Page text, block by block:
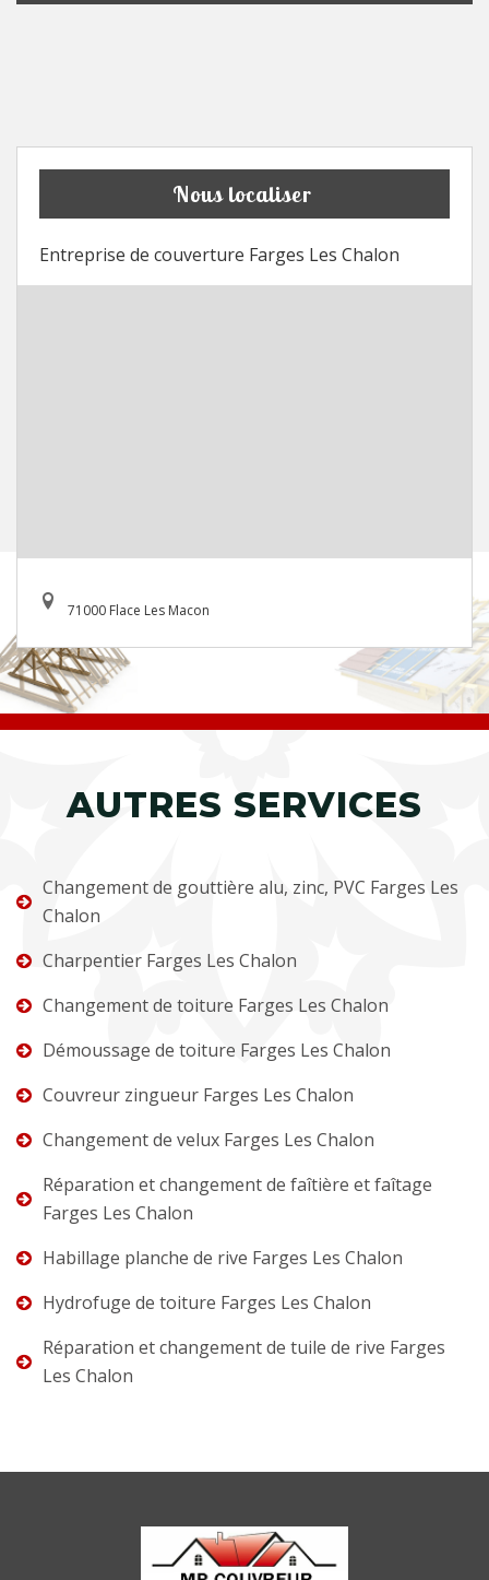
Nous localiser
Entreprise de couverture Farges Les Chalon
71000 Flace Les Macon
AUTRES SERVICES
Changement de gouttière alu, zinc, PVC Farges Les
Chalon
Charpentier Farges Les Chalon
Changement de toiture Farges Les Chalon
Démoussage de toiture Farges Les Chalon
Couvreur zingueur Farges Les Chalon
Changement de velux Farges Les Chalon
Réparation et changement de faîtière et faîtage
Farges Les Chalon
Habillage planche de rive Farges Les Chalon
Hydrofuge de toiture Farges Les Chalon
Réparation et changement de tuile de rive Farges
Les Chalon